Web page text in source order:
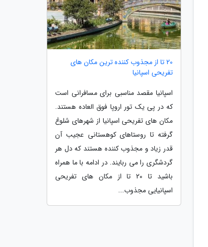
20 تا از مجذوب کننده ترین مکان های
تفریحی اسپانیا
اسپانیا مقصد مناسبی برای مسافرانی است
که در پی یک تور اروپا فوق العاده هستند.
مکان های تفریحی اسپانیا از شهرهای شلوغ
گرفته تا روستاهای کوهستانی عجیب آن
قدر زیاد و مجذوب کننده هستند که دل هر
گردشگری را می ربایند. در ادامه با ما همراه
باشید تا 20 تا از مکان های تفریحی
اسپانیایی مجذوب...